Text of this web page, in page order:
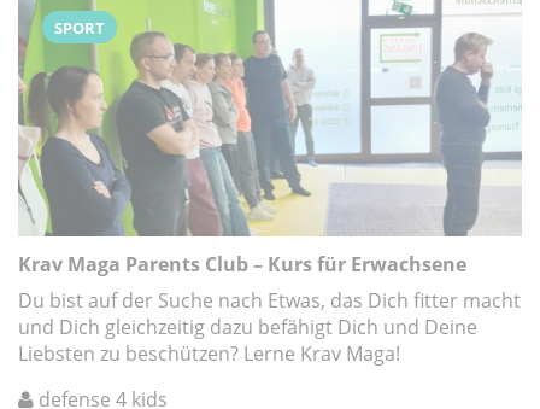
SPORT
Krav Maga Parents Club – Kurs für Erwachsene
Du bist auf der Suche nach Etwas, das Dich fitter macht
und Dich gleichzeitig dazu befähigt Dich und Deine
Liebsten zu beschützen? Lerne Krav Maga!
defense 4 kids